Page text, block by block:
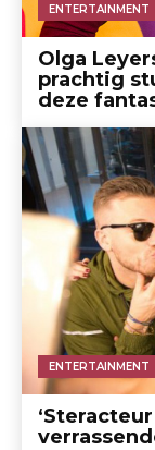
ENTERTAINMENT
Olga
prachtig
deze
ENTERTAINMENT